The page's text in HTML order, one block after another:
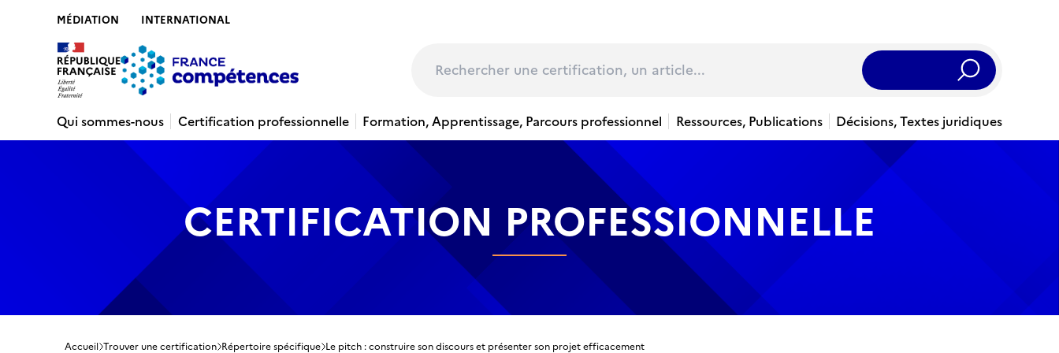
MÉDIATION INTERNATIONAL
Rechercher
Qui sommes-nous
Certification professionnelle Formation, Apprentissage, Parcours professionnel Ressources, Publications Décisions, Textes juridiques
CERTIFICATION PROFESSIONNELLE
Accueil Trouver une certification Répertoire spécifique Le pitch : construire son discours et présenter son projet efficacement